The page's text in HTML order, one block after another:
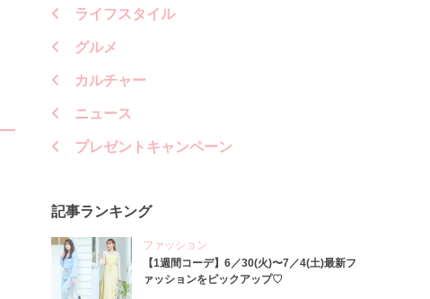
ライフスタイル
グルメ
カルチャー
ニュース
プレゼントキャンペーン
記事ランキング
ファッション
【1週間コーデ】6／30(火)〜7／4(土)最新フ
ァッションをピックアップ♡